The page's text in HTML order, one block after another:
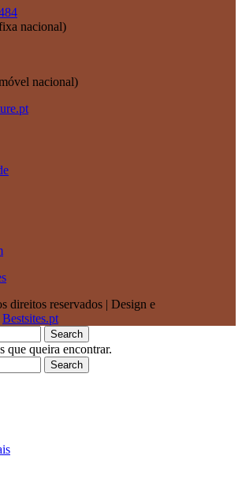
nacional)
nacional)
direitos reservados | Design e
Bestsites.pt
Search
que queira encontrar.
Search